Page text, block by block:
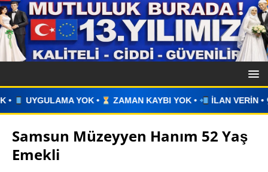
ZAMAN KAYBI YOK • İLAN VERİN • WHATSAPP
Samsun Müzeyyen Hanım 52 Yaş
Emekli